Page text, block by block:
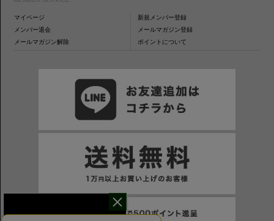
マイページ
新規メンバー登録
メンバー退会
メールマガジン登録
メールマガジン解除
ポイントについて